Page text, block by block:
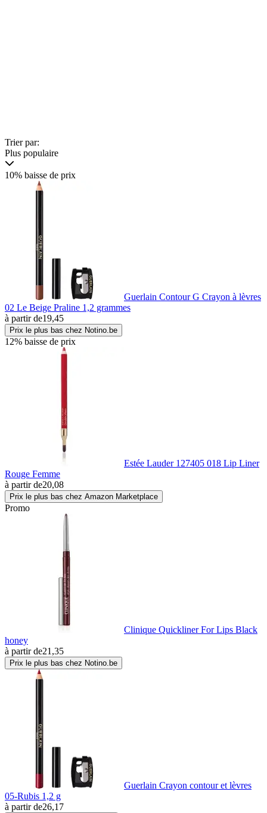
Trier par:
Plus populaire
10% baisse de prix
Guerlain Contour G Crayon à lèvres
02 Le Beige Praline 1,2 grammes
à partir de19,45
Prix le plus bas chez Notino.be
12% baisse de prix
Estée Lauder 127405 018 Lip Liner
Rouge Femme
à partir de20,08
Prix le plus bas chez Amazon Marketplace
Promo
Clinique Quickliner For Lips Black
honey
à partir de21,35
Prix le plus bas chez Notino.be
Guerlain Crayon contour et lèvres
05-Rubis 1,2 g
à partir de26,17